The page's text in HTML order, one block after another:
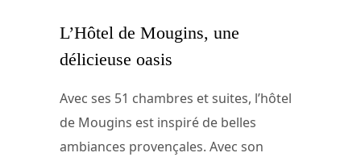
L’Hôtel de Mougins, une
délicieuse oasis
Avec ses 51 chambres et suites, l’hôtel
de Mougins est inspiré de belles
ambiances provençales. Avec son